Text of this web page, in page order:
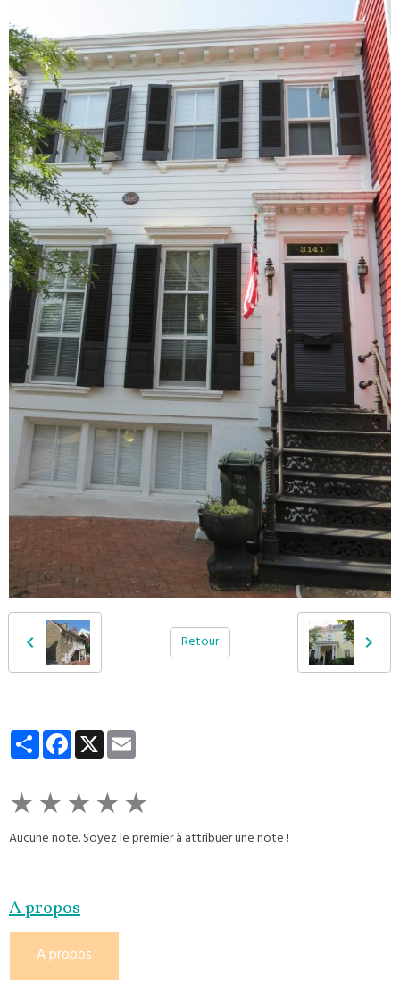
Retour
PartagerFacebook
X
★★★★★
Aucune note. Soyez le premier à attribuer une note !
A propos
A propos